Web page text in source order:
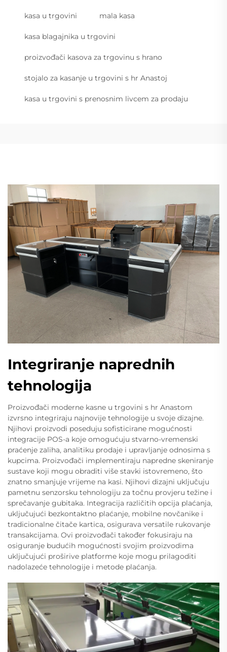
kasa u trgovini mala kasa
kasa blagajnika u trgovini
proizvođači kasova za trgovinu s hrano
stojalo za kasanje u trgovini s hr Anastoj
kasa u trgovini s prenosnim livcem za prodaju
Integriranje naprednih
tehnologija
Proizvođači moderne kasne u trgovini s hr Anastom
izvrsno integriraju najnovije tehnologije u svoje dizajne.
Njihovi proizvodi poseduju sofisticirane mogućnosti
integracije POS-a koje omogućuju stvarno-vremenski
praćenje zaliha, analitiku prodaje i upravljanje odnosima s
kupcima. Proizvođači implementiraju napredne skeniranje
sustave koji mogu obraditi više stavki istovremeno, što
znatno smanjuje vrijeme na kasi. Njihovi dizajni uključuju
pametnu senzorsku tehnologiju za točnu provjeru težine i
sprečavanje gubitaka. Integracija različitih opcija plaćanja,
uključujući bezkontaktno plaćanje, mobilne novčanike i
tradicionalne čitače kartica, osigurava versatile rukovanje
transakcijama. Ovi proizvođači također fokusiraju na
osiguranje budućih mogućnosti svojim proizvodima
uključujući proširive platforme koje mogu prilagoditi
nadolazeće tehnologije i metode plaćanja.